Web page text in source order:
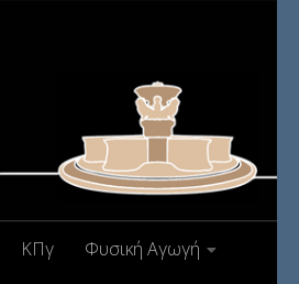
ΚΠγ Φυσική Αγωγή